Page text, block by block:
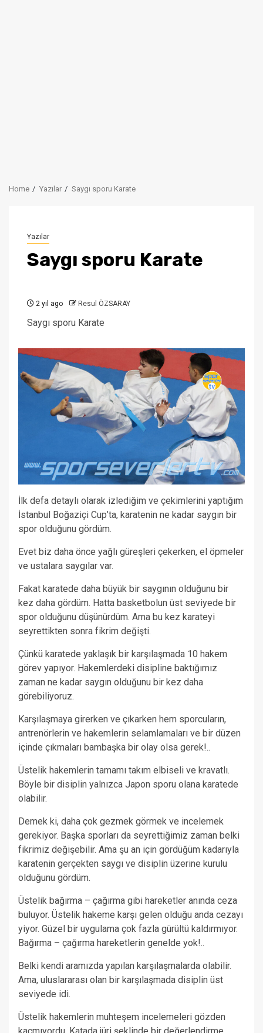
Home Yazılar Saygı sporu Karate
Yazılar
Saygı sporu Karate
2 yıl ago Resul ÖZSARAY
Saygı sporu Karate
İlk defa detaylı olarak izlediğim ve çekimlerini yaptığım
İstanbul Boğaziçi Cup’ta, karatenin ne kadar saygın bir
spor olduğunu gördüm.
Evet biz daha önce yağlı güreşleri çekerken, el öpmeler
ve ustalara saygılar var.
Fakat karatede daha büyük bir saygının olduğunu bir
kez daha gördüm. Hatta basketbolun üst seviyede bir
spor olduğunu düşünürdüm. Ama bu kez karateyi
seyrettikten sonra fikrim değişti.
Çünkü karatede yaklaşık bir karşılaşmada 10 hakem
görev yapıyor. Hakemlerdeki disipline baktığımız
zaman ne kadar saygın olduğunu bir kez daha
görebiliyoruz.
Karşılaşmaya girerken ve çıkarken hem sporcuların,
antrenörlerin ve hakemlerin selamlamaları ve bir düzen
içinde çıkmaları bambaşka bir olay olsa gerek!..
Üstelik hakemlerin tamamı takım elbiseli ve kravatlı.
Böyle bir disiplin yalnızca Japon sporu olana karatede
olabilir.
Demek ki, daha çok gezmek görmek ve incelemek
gerekiyor. Başka sporları da seyrettiğimiz zaman belki
fikrimiz değişebilir. Ama şu an için gördüğüm kadarıyla
karatenin gerçekten saygı ve disiplin üzerine kurulu
olduğunu gördüm.
Üstelik bağırma – çağırma gibi hareketler anında ceza
buluyor. Üstelik hakeme karşı gelen olduğu anda cezayı
yiyor. Güzel bir uygulama çok fazla gürültü kaldırmıyor.
Bağırma – çağırma hareketlerin genelde yok!..
Belki kendi aramızda yapılan karşılaşmalarda olabilir.
Ama, uluslararası olan bir karşılaşmada disiplin üst
seviyede idi.
Üstelik hakemlerin muhteşem incelemeleri gözden
kaçmıyordu. Katada jüri şeklinde bir değerlendirme